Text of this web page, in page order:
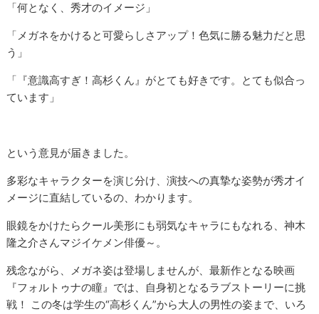
「何となく、秀才のイメージ」
「メガネをかけると可愛らしさアップ！色気に勝る魅力だと思
う」
「『意識高すぎ！高杉くん』がとても好きです。とても似合っ
ています」
という意見が届きました。
多彩なキャラクターを演じ分け、演技への真摯な姿勢が秀才イ
メージに直結しているの、わかります。
眼鏡をかけたらクール美形にも弱気なキャラにもなれる、神木
隆之介さんマジイケメン俳優～。
残念ながら、メガネ姿は登場しませんが、最新作となる映画
『フォルトゥナの瞳』では、自身初となるラブストーリーに挑
戦！ この冬は学生の“高杉くん”から大人の男性の姿まで、いろ